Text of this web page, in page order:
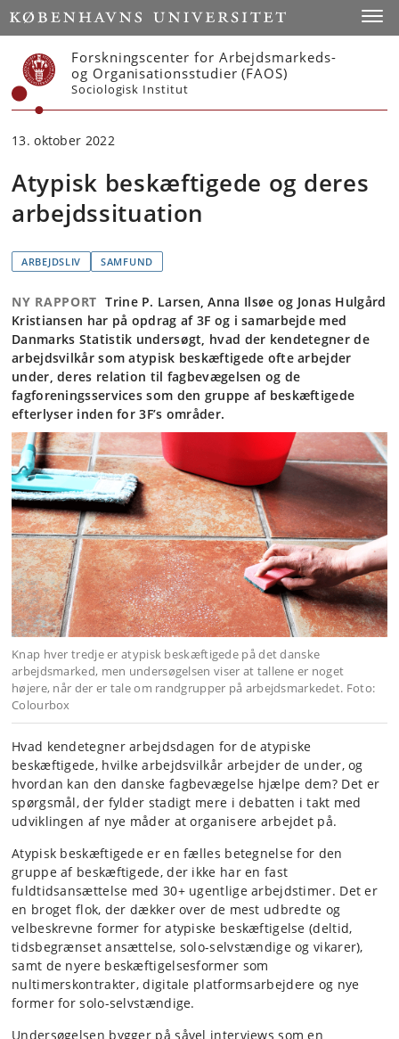
Start
Forskningscenter for Arbejdsmarkeds-
og Organisationsstudier (FAOS)
Sociologisk Institut
13. oktober 2022
Atypisk beskæftigede og deres
arbejdssituation
ARBEJDSLIV SAMFUND
NY RAPPORT Trine P. Larsen, Anna Ilsøe og Jonas Hulgård
Kristiansen har på opdrag af 3F og i samarbejde med
Danmarks Statistik undersøgt, hvad der kendetegner de
arbejdsvilkår som atypisk beskæftigede ofte arbejder
under, deres relation til fagbevægelsen og de
fagforeningsservices som den gruppe af beskæftigede
efterlyser inden for 3F’s områder.
Knap hver tredje er atypisk beskæftigede på det danske
arbejdsmarked, men undersøgelsen viser at tallene er noget
højere, når der er tale om randgrupper på arbejdsmarkedet. Foto:
Colourbox
Hvad kendetegner arbejdsdagen for de atypiske
beskæftigede, hvilke arbejdsvilkår arbejder de under, og
hvordan kan den danske fagbevægelse hjælpe dem? Det er
spørgsmål, der fylder stadigt mere i debatten i takt med
udviklingen af nye måder at organisere arbejdet på.
Atypisk beskæftigede er en fælles betegnelse for den
gruppe af beskæftigede, der ikke har en fast
fuldtidsansættelse med 30+ ugentlige arbejdstimer. Det er
en broget flok, der dækker over de mest udbredte og
velbeskrevne former for atypiske beskæftigelse (deltid,
tidsbegrænset ansættelse, solo-selvstændige og vikarer),
samt de nyere beskæftigelsesformer som
nultimerskontrakter, digitale platformsarbejdere og nye
former for solo-selvstændige.
Undersøgelsen bygger på såvel interviews som en